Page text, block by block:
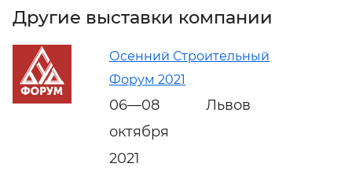
Другие выставки компании
Осенний Строительный
Форум 2021
06—08
октября
2021
Львов